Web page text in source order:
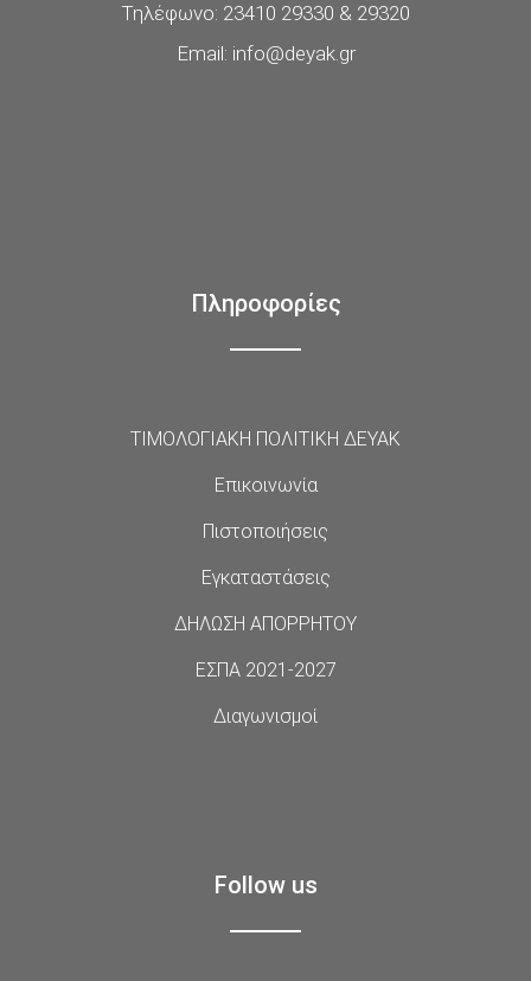
Τηλέφωνο: 23410 29330 & 29320
Email: info@deyak.gr
Πληροφορίες
ΤΙΜΟΛΟΓΙΑΚΗ ΠΟΛΙΤΙΚΗ ΔΕΥΑΚ
Επικοινωνία
Πιστοποιήσεις
Εγκαταστάσεις
ΔΗΛΩΣΗ ΑΠΟΡΡΗΤΟΥ
ΕΣΠΑ 2021-2027
Διαγωνισμοί
Follow us